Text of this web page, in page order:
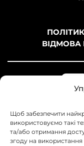
Щоб забезпечити
використовуємо такі
та/або отримання
згоду на
ВІДМОВА